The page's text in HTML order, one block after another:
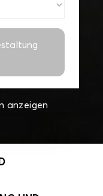
anzeigen